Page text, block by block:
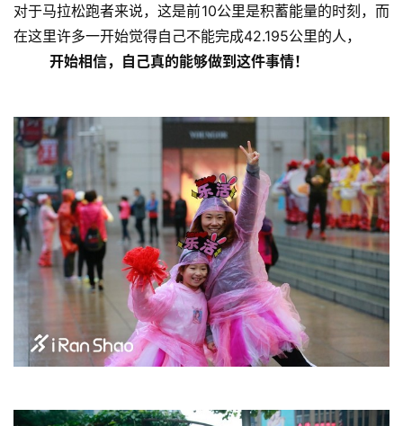
察
训
练
视
频
用
户
选
动
对于马拉松跑者来说，这是前10公里是积蓄能量的时刻，而
在这里许多一开始觉得自己不能完成42.195公里的人，
开始相信，自己真的能够做到这件事情！